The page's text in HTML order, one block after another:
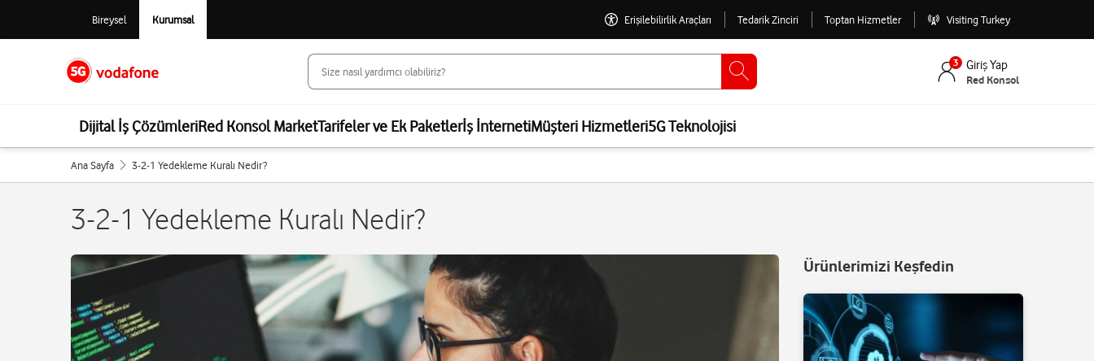
Bireysel Kurumsal Erişilebilirlik Araçları Tedarik Zinciri Toptan Hizmetler Visiting Turkey
3 Giriş Yap
Red Konsol
Dijital İş ÇözümleriRed Konsol MarketTarifeler ve Ek Paketlerİş İnternetiMüşteri Hizmetleri5G Teknolojisi
Ana Sayfa 3-2-1 Yedekleme Kuralı Nedir?
3-2-1 Yedekleme Kuralı Nedir?
Ürünlerimizi Keşfedin